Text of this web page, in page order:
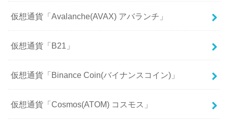
仮想通貨「Avalanche(AVAX) アバランチ」
仮想通貨「B21」
仮想通貨「Binance Coin(バイナンスコイン)」
仮想通貨「Cosmos(ATOM) コスモス」